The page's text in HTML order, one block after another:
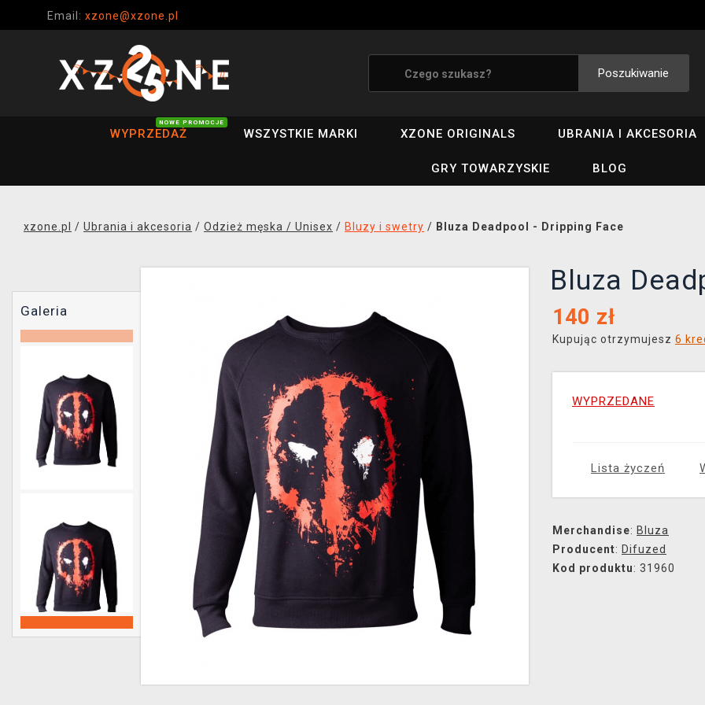
Email: xzone@xzone.pl
Poszukiwanie
WYPRZEDAŻ
NOWE PROMOCJE
WSZYSTKIE MARKI XZONE ORIGINALS UBRANIA I AKCESORIA
GRY TOWARZYSKIE BLOG
xzone.pl / Ubrania i akcesoria / Odzież męska / Unisex / Bluzy i swetry / Bluza Deadpool - Dripping Face
Galeria
Bluza
140 zł
Kupując otrzymujesz 6
WYPRZEDANE
Lista życzeń
Merchandise: Bluza
Producent: Difuzed
Kod produktu: 31960